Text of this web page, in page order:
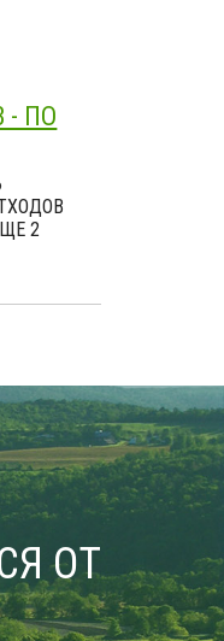
- ПО
2
ОТ